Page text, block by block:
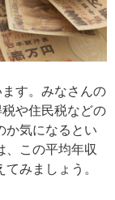
す。みなさんの
や住民税などの
か気になるとい
、この平均年収
みましょう。